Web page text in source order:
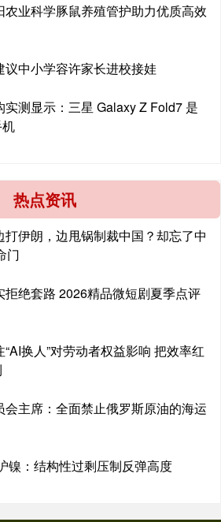
农业科学豚鼠养殖管护助力优质高效
议中小学容许家长进校接娃
测显示：三星 Galaxy Z Fold7 是
热点资讯
伊朗，边甩锅制裁中国？却忘了中
门
拒绝套路 2026精品微短剧夏季点评
换人”对劳动者权益影响 把效率红
会主席：全面禁止俄罗斯原油的海运
镍：结构性过剩压制反弹高度